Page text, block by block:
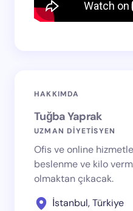
HAKKIMDA
Tuğba Yaprak
UZMAN DİYETİSYEN
Ofis ve online
beslenme ve kilo
olmaktan çıkacak.
İstanbul, Türkiye